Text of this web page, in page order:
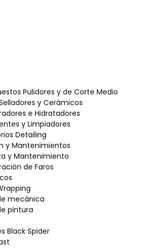
Pulidores y de Corte Medio
y Cerámicos
e Hidratadores
y Limpiadores
Detailing
y Mantenimientos
y Mantenimiento
de Faros
mecánica
pintura
Black Spider